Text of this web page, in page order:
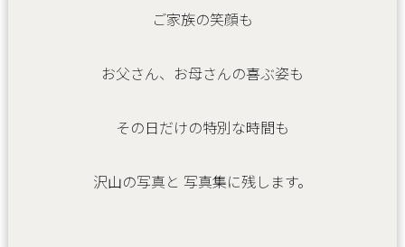
ご家族の笑顔も
お父さん、お母さんの喜ぶ姿も
その日だけの特別な時間も
沢山の写真と 写真集に残します。